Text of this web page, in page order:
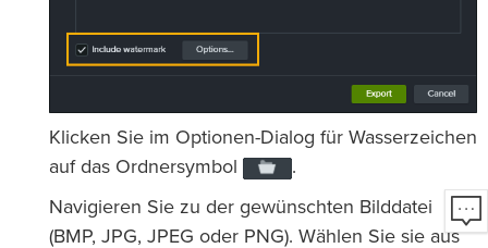
Klicken Sie im Optionen-Dialog für Wasserzeichen
auf das Ordnersymbol
.
Navigieren Sie zu der gewünschten Bilddatei
(BMP, JPG, JPEG oder PNG). Wählen Sie sie aus